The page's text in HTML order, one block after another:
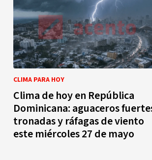
CLIMA PARA HOY
Clima de hoy en República
Dominicana: aguaceros
tronadas y ráfagas de viento
este miércoles 27 de mayo